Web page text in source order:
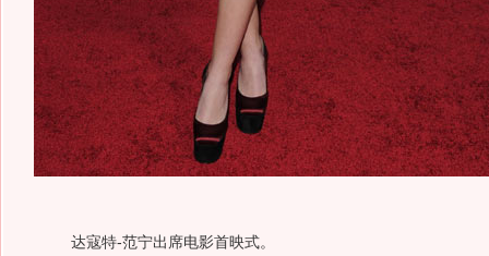
达寇特-范宁出席电影首映式。